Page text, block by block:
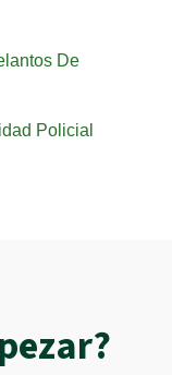
De
Policial